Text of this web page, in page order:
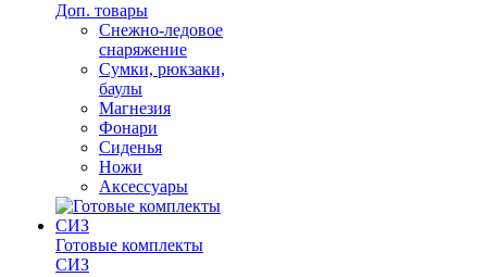
Доп. товары
Снежно-ледовое
снаряжение
Сумки, рюкзаки,
баулы
Магнезия
Фонари
Сиденья
Ножи
Аксессуары
Готовые комплекты
СИЗ